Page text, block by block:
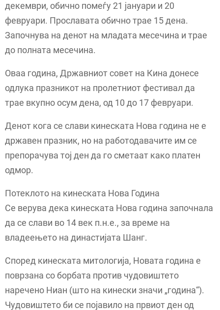
декември, обично помеѓу 21 јануари и 20
февруари. Прославата обично трае 15 дена.
Започнува на денот на младата месечина и трае
до полната месечина.
Оваа година, Државниот совет на Кина донесе
одлука празникот на пролетниот фестивал да
трае вкупно осум дена, од 10 до 17 февруари.
Денот кога се слави кинеската Нова година не е
државен празник, но на работодавачите им се
препорачува тој ден да го сметаат како платен
одмор.
Потеклото на кинеската Нова Година
Се верува дека кинеската Нова година започнала
да се слави во 14 век п.н.е., за време на
владеењето на династијата Шанг.
Според кинеската митологија, Новата година е
поврзана со борбата против чудовиштето
наречено Ниан (што на кинески значи „година“).
Чудовиштето би се појавило на првиот ден од